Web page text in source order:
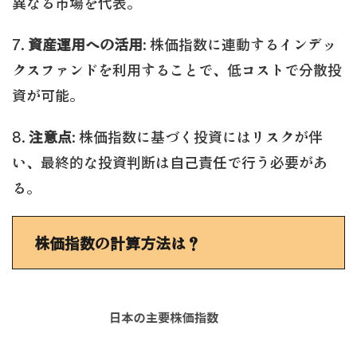
7. 資産運用への活用: 株価指数に連動するインデッ
クスファンドを利用することで、低コストで分散投
資が可能。
8.注意点: 株価指数に基づく投資にはリスクが伴
い、最終的な投資判断は自己責任で行う必要があ
る。
株価指数の計算方法は？